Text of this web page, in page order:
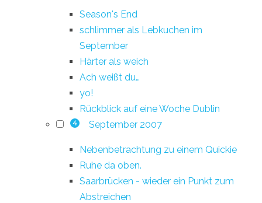
Season's End
schlimmer als Lebkuchen im
September
Härter als weich
Ach weißt du…
yo!
Rückblick auf eine Woche Dublin
4 September 2007
Nebenbetrachtung zu einem Quickie
Ruhe da oben.
Saarbrücken - wieder ein Punkt zum
Abstreichen